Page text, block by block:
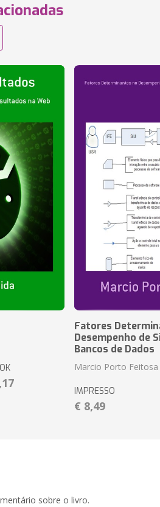
Fatores
Desempenho de
Bancos de Dados
Marcio Porto Feitosa
IMPRESSO
€ 8,49
sobre o livro.